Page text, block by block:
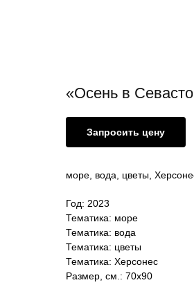
«Осень в
Запросить цену
море, вода, цветы,
Год: 2023
Тематика: море
Тематика: вода
Тематика: цветы
Тематика: Херсонес
Размер, см.: 70х90